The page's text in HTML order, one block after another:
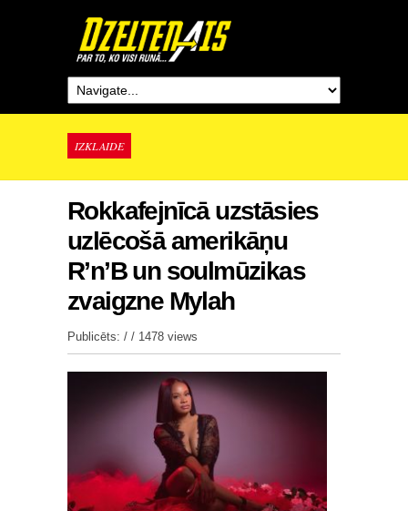
IZKLAIDE
Rokkafejnīcā uzstāsies
uzlēcošā amerikāņu
R’n’B un soulmūzikas
zvaigzne Mylah
Publicēts: / / 1478 views